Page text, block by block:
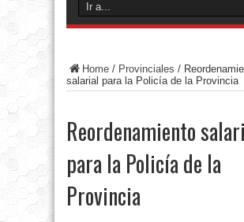
Home / Provinciales /
salarial para la Policía de la Provincia
Reordenamiento
para la Policía de la
Provincia